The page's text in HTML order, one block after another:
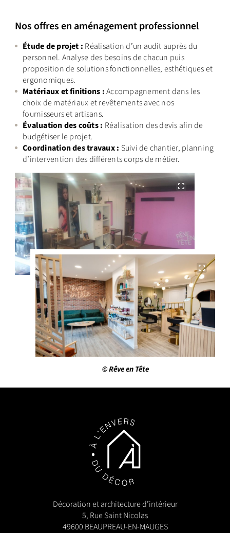
Nos offres en aménagement professionnel
Étude de projet : Réalisation d’un audit auprès du
personnel. Analyse des besoins de chacun puis
proposition de solutions fonctionnelles, esthétiques et
ergonomiques.
Matériaux et finitions :Accompagnement dans les
choix de matériaux et revêtements avec nos
fournisseurs et artisans.
Évaluation des coûts : Réalisation des devis afin de
budgétiser le projet.
Coordination des travaux : Suivi de chantier, planning
d’intervention des différents corps de métier.
© Rêve en Tête
Décoration et architecture d’intérieur
5, Rue Saint Nicolas
49600 BEAUPREAU-EN-MAUGES